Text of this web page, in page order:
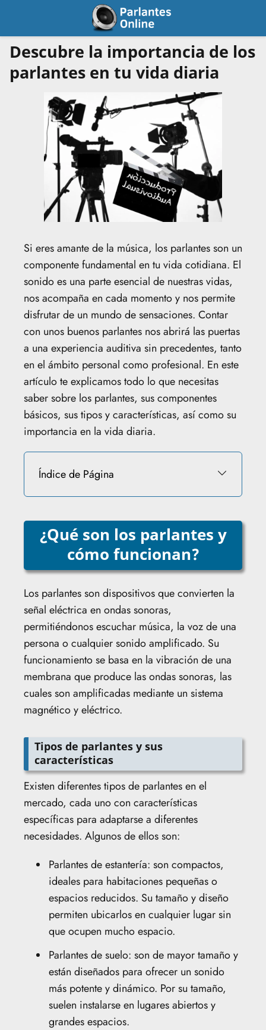
Descubre la importancia de los
parlantes en tu vida diaria
Si eres amante de la música, los parlantes son un
componente fundamental en tu vida cotidiana. El
sonido es una parte esencial de nuestras vidas,
nos acompaña en cada momento y nos permite
disfrutar de un mundo de sensaciones. Contar
con unos buenos parlantes nos abrirá las puertas
a una experiencia auditiva sin precedentes, tanto
en el ámbito personal como profesional. En este
artículo te explicamos todo lo que necesitas
saber sobre los parlantes, sus componentes
básicos, sus tipos y características, así como su
importancia en la vida diaria.
Índice de Página
¿Qué son los parlantes y
cómo funcionan?
Los parlantes son dispositivos que convierten la
señal eléctrica en ondas sonoras,
permitiéndonos escuchar música, la voz de una
persona o cualquier sonido amplificado. Su
funcionamiento se basa en la vibración de una
membrana que produce las ondas sonoras, las
cuales son amplificadas mediante un sistema
magnético y eléctrico.
Tipos de parlantes y sus
características
Existen diferentes tipos de parlantes en el
mercado, cada uno con características
específicas para adaptarse a diferentes
necesidades. Algunos de ellos son:
Parlantes de estantería: son compactos,
ideales para habitaciones pequeñas o
espacios reducidos. Su tamaño y diseño
permiten ubicarlos en cualquier lugar sin
que ocupen mucho espacio.
Parlantes de suelo: son de mayor tamaño y
están diseñados para ofrecer un sonido
más potente y dinámico. Por su tamaño,
suelen instalarse en lugares abiertos y
grandes espacios.